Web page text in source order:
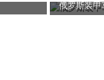
俄罗斯装甲